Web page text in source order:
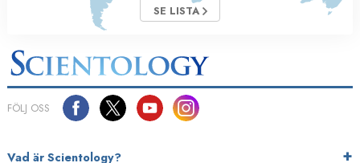
SE LISTA
FÖLJ OSS
Vad är Scientology?